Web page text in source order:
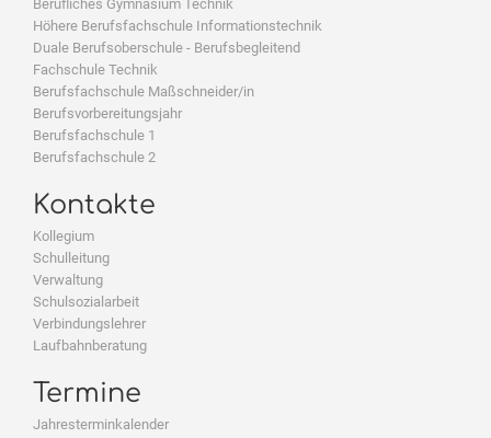
Berufliches Gymnasium Technik
Höhere Berufsfachschule Informationstechnik
Duale Berufsoberschule - Berufsbegleitend
Fachschule Technik
Berufsfachschule Maßschneider/in
Berufsvorbereitungsjahr
Berufsfachschule 1
Berufsfachschule 2
Kontakte
Kollegium
Schulleitung
Verwaltung
Schulsozialarbeit
Verbindungslehrer
Laufbahnberatung
Termine
Jahresterminkalender